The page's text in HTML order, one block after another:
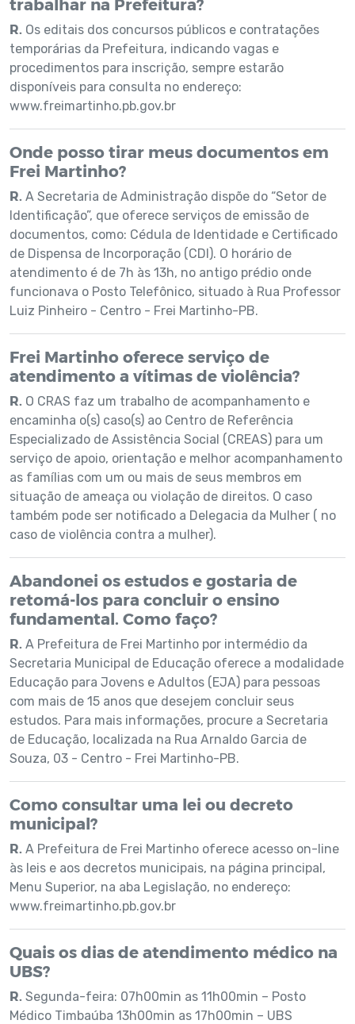
R. Os editais dos concursos públicos e contratações
temporárias da Prefeitura, indicando vagas e
procedimentos para inscrição, sempre estarão
disponíveis para consulta no endereço:
www.freimartinho.pb.gov.br
Onde posso tirar meus documentos em
Frei Martinho?
R. A Secretaria de Administração dispõe do “Setor de
Identificação”, que oferece serviços de emissão de
documentos, como: Cédula de Identidade e Certificado
de Dispensa de Incorporação (CDI). O horário de
atendimento é de 7h às 13h, no antigo prédio onde
funcionava o Posto Telefônico, situado à Rua Professor
Luiz Pinheiro - Centro - Frei Martinho-PB.
Frei Martinho oferece serviço de
atendimento a vítimas de violência?
R. O CRAS faz um trabalho de acompanhamento e
encaminha o(s) caso(s) ao Centro de Referência
Especializado de Assistência Social (CREAS) para um
serviço de apoio, orientação e melhor acompanhamento
as famílias com um ou mais de seus membros em
situação de ameaça ou violação de direitos. O caso
também pode ser notificado a Delegacia da Mulher ( no
caso de violência contra a mulher).
Abandonei os estudos e gostaria de
retomá-los para concluir o ensino
fundamental. Como faço?
R. A Prefeitura de Frei Martinho por intermédio da
Secretaria Municipal de Educação oferece a modalidade
Educação para Jovens e Adultos (EJA) para pessoas
com mais de 15 anos que desejem concluir seus
estudos. Para mais informações, procure a Secretaria
de Educação, localizada na Rua Arnaldo Garcia de
Souza, 03 - Centro - Frei Martinho-PB.
Como consultar uma lei ou decreto
municipal?
R. A Prefeitura de Frei Martinho oferece acesso on-line
às leis e aos decretos municipais, na página principal,
Menu Superior, na aba Legislação, no endereço:
www.freimartinho.pb.gov.br
Quais os dias de atendimento médico na
UBS?
R. Segunda-feira: 07h00min as 11h00min – Posto
Médico Timbaúba 13h00min as 17h00min – UBS